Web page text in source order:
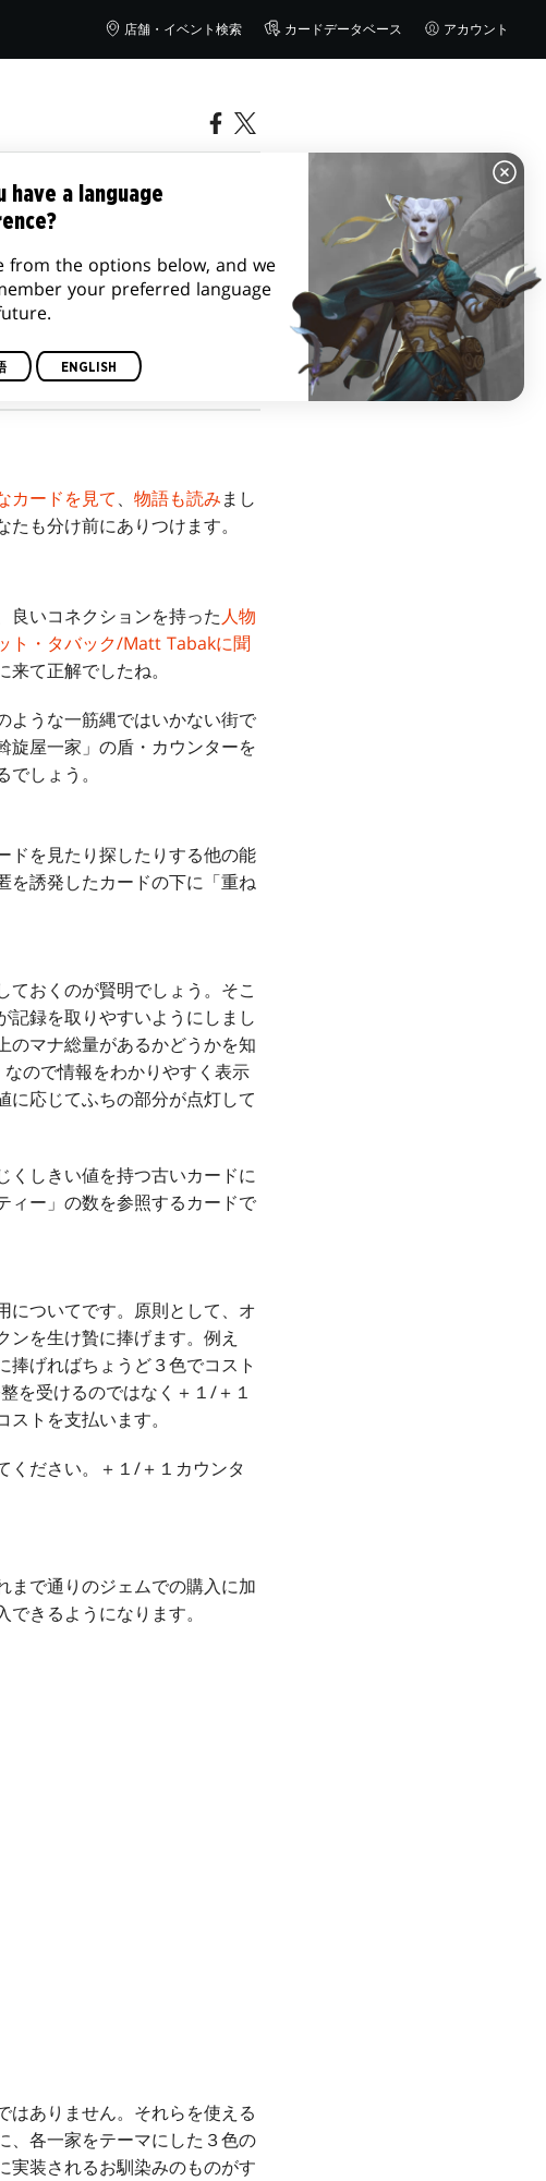
店舗・イベント検索 カードデータベース アカウント
『ニュー
カードを見て、 物語も読みまし
も分け前にありつけます。
良いコネクションを持った人物
ト・タバック/Matt Tabakに聞
て正解でしたね。
ような一筋縄ではいかない街で
旋屋一家」の盾・カウンターを
しょう。
ドを見たり探したりする他の能
を誘発したカードの下に「重ね
ておくのが賢明でしょう。そこ
記録を取りやすいようにしまし
のマナ総量があるかどうかを知
ので情報をわかりやすく表示
に応じてふちの部分が点灯して
くしきい値を持つ古いカードに
ィー」の数を参照するカードで
についてです。原則として、オ
を生け贄に捧げます。例え
げればちょうど３色でコスト
を受けるのではなく＋１/＋１
トを支払います。
ください。＋１/＋１カウンタ
まで通りのジェムでの購入に加
きるようになります。
はありません。それらを使える
、各一家をテーマにした３色の
実装されるお馴染みのものがす
have a language
from the options below, and we
your preferred language
ENGLISH